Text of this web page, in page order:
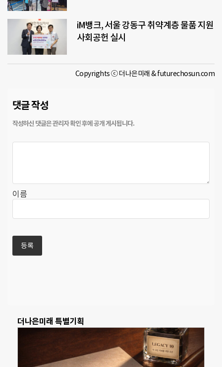
iM뱅크, 서울 강동구 취약계층 물품 지원
사회공헌 실시
Copyrights ⓒ 더나은미래 & futurechosun.com
댓글 작성
이름
더나은미래 특별기획